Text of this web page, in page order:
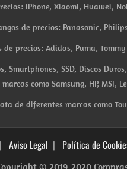
iPhone, Xiaomi, Huawei,
de precios: Panasonic,
precios: Adidas, Puma,
SSD, Discos
como Samsung, HP, MSI,
de diferentes marcas como
Aviso Legal Política de
© 2019-2020